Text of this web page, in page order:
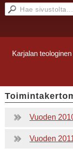
Karjalan
Vuoden
Vuoden